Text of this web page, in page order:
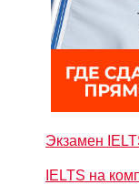
Экзамен
IELTS на